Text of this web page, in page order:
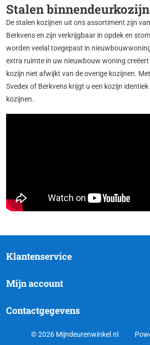
Stalen
De stalen kozijnen uit ons assortiment zijn
Berkvens en zijn verkrijgbaar in opdek en
worden veelal toegepast in
extra ruimte in uw nieuwbouw woning
kozijn niet afwijkt van de overige kozijnen.
Svedex of Berkvens krijgt u een kozijn
kozijnen.
Klantenservice
Mijn account
Contactgegevens
© 2026 Mijndeurenwinkel.nl